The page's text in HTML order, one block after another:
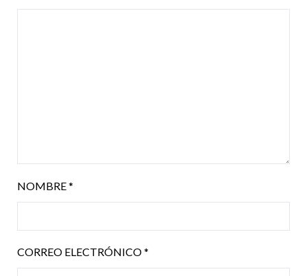
NOMBRE*
CORREO ELECTRÓNICO*